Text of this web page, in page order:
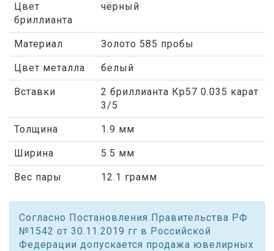
Цвет
бриллианта
чёрный
Материал Золото 585 пробы
Цвет металла белый
Вставки
2 бриллианта Кр57 0.035 карат
3/5
Толщина 1.9 мм
Ширина 5.5 мм
Вес пары 12.1 грамм
Согласно Постановления Правительства РФ
№1542 от 30.11.2019 гг в Российской
Федерации допускается продажа ювелирных